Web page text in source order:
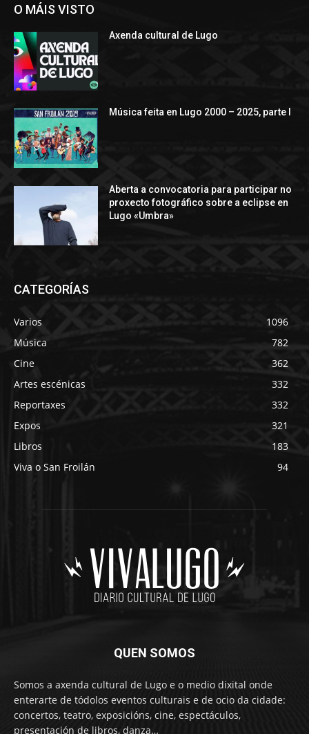
O MÁIS VISTO
Axenda cultural de Lugo
Música feita en Lugo 2000 – 2025, parte I
Aberta a convocatoria para participar no
proxecto fotográfico sobre a eclipse en
Lugo «Umbra»
CATEGORÍAS
Varios
1096
Música
782
Cine
362
Artes escénicas
332
Reportaxes
332
Expos
321
Libros
183
Viva o San Froilán
94
QUEN SOMOS
Somos a axenda cultural de Lugo e o medio dixital onde
enterarte de tódolos eventos culturais e de ocio da cidade:
concertos, teatro, exposicións, cine, espectáculos,
presentación de libros, danza…